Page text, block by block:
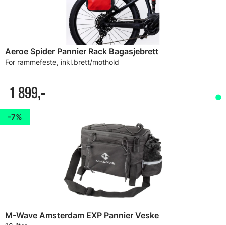
Aeroe Spider Pannier Rack Bagasjebrett
For rammefeste, inkl.brett/mothold
1 899,-
7%
M-Wave Amsterdam EXP Pannier Veske